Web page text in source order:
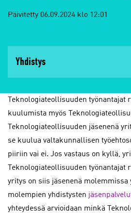
Päivitetty 06.09.2024 klo 12:01
Yhdistys
Teknologiateollisuuden työnantajat
kuulumista myös
Teknologiateollisuuden jäsenenä
se kuulua valtakunnallisen
piiriin vai ei. Jos vastaus on kyllä,
Teknologiateollisuuden työnantajat
yritys on siis jäsenenä molemmissa
molempien yhdistysten
yhteydessä arvioidaan minkä